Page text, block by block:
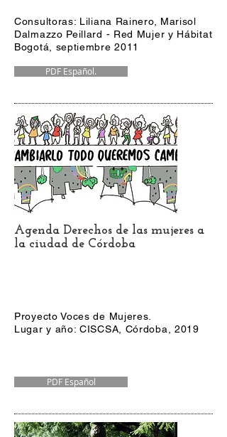
Consultoras: Liliana Rainero, Marisol
Dalmazzo Peillard - Red Mujer y Hábitat
Bogotá, septiembre 2011
PDF Español.
Agenda Derechos de las mujeres a
la ciudad de Córdoba
Proyecto Voces de Mujeres.
Lugar y año: CISCSA, Córdoba, 2019
PDF Español